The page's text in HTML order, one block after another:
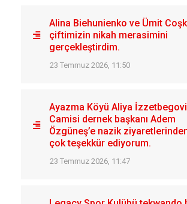
Alina Biehunienko ve Ümit
çiftimizin nikah merasimini
gerçekleştirdim.
23 Temmuz 2026, 11:50
Ayazma Köyü Aliya
Camisi dernek başkanı Adem
Özgüneş’e nazik
çok teşekkür ediyorum.
23 Temmuz 2026, 11:47